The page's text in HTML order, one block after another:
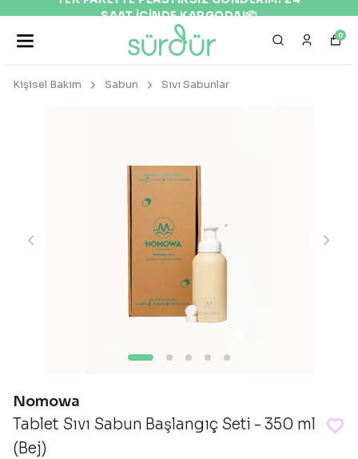
SAAT İÇİNDE KARGODA!📦
0
Kişisel Bakım Sabun Sıvı Sabunlar
Nomowa
Tablet Sıvı Sabun Başlangıç Seti - 350 ml
(Bej)